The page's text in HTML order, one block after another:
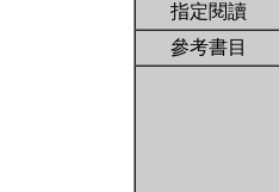
指定閱讀
參考書目